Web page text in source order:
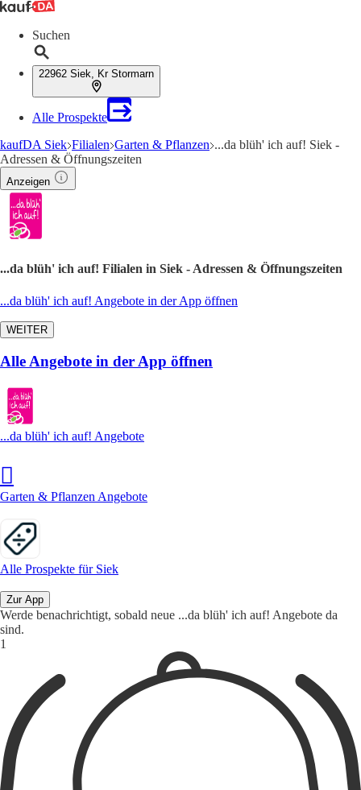
Suchen
22962 Siek, Kr Stormarn
Alle Prospekte
kaufDA Siek Filialen Garten & Pflanzen ...da blüh' ich auf! Siek -
Adressen & Öffnungszeiten
Anzeigen
...da blüh' ich auf! Filialen in Siek - Adressen & Öffnungszeiten
...da blüh' ich auf! Angebote in der App öffnen
WEITER
Alle Angebote in der App öffnen
...da blüh' ich auf! Angebote
Garten & Pflanzen Angebote
Alle Prospekte für Siek
Zur App
Werde benachrichtigt, sobald neue ...da blüh' ich auf! Angebote da
sind.